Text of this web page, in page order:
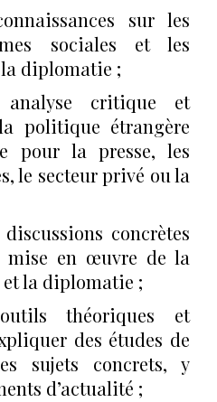
sur les
sociales et les
diplomatie ;
critique et
politique étrangère
pour la presse, les
le secteur privé ou la
concrètes
mise en œuvre de la
la diplomatie ;
théoriques et
des études de
sujets concrets, y
d’actualité ;